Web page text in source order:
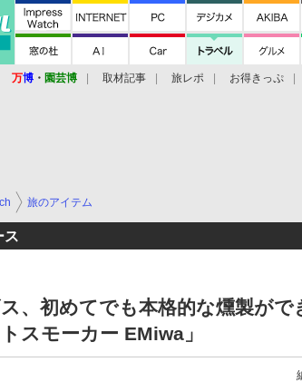
万博 ・ 園芸博 取材記事 旅レポ お得きっぷ
旅のアイテム
ス
、初めてでも本格的な燻製がで
スモーカー EMiwa」